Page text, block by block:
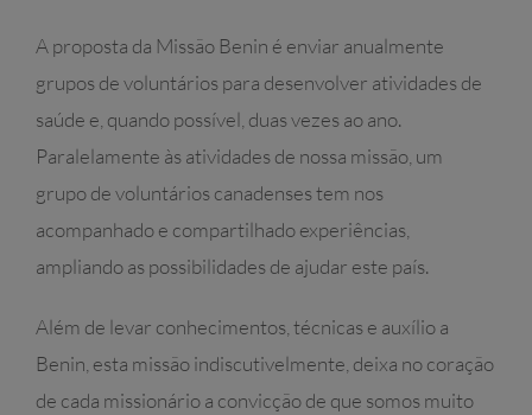
A proposta da Missão Benin é enviar anualmente
grupos de voluntários para desenvolver atividades de
saúde e, quando possível, duas vezes ao ano.
Paralelamente às atividades de nossa missão, um
grupo de voluntários canadenses tem nos
acompanhado e compartilhado experiências,
ampliando as possibilidades de ajudar este país.
Além de levar conhecimentos, técnicas e auxílio a
Benin, esta missão indiscutivelmente, deixa no coração
de cada missionário a convicção de que somos muito